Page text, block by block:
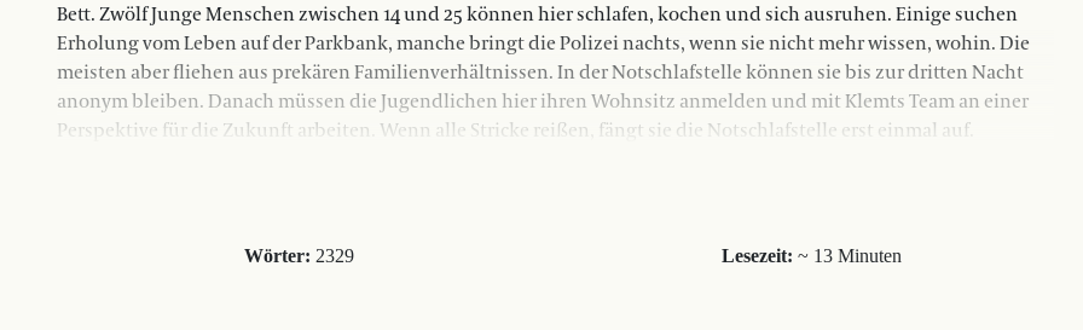
Bett. Zwölf Junge Menschen zwischen 14 und 25 können hier schlafen, kochen und sich ausruhen. Einige suchen
Erholung vom Leben auf der Parkbank, manche bringt die Polizei nachts, wenn sie nicht mehr wissen, wohin. Die
meisten aber fliehen aus prekären Familienverhältnissen. In der Notschlafstelle können sie bis zur dritten Nacht
anonym bleiben. Danach müssen die Jugendlichen hier ihren Wohnsitz anmelden und mit Klemts Team an einer
Perspektive für die Zukunft arbeiten. Wenn alle Stricke reißen, fängt sie die Notschlafstelle erst einmal auf.
Wörter: 2329 Lesezeit: ~ 13 Minuten